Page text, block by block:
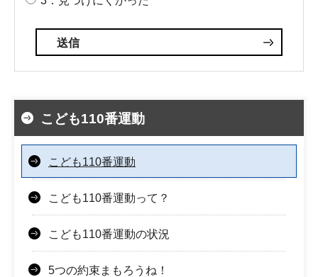
こども110番運動
こども110番運動
こども110番運動って？
こども110番運動の状況
5つの約束まもろうね！